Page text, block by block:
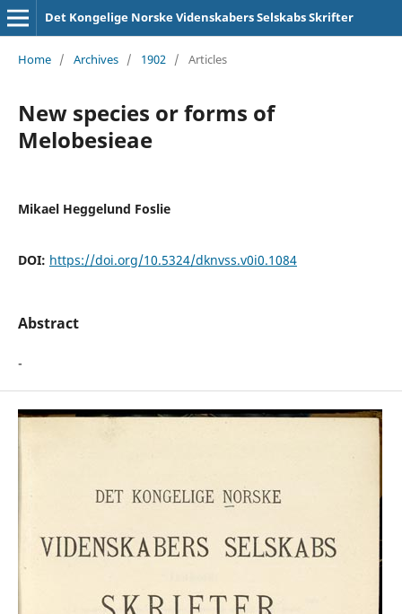
Det Kongelige Norske Videnskabers Selskabs Skrifter
Home / Archives / 1902 / Articles
New species or forms of
Melobesieae
Mikael Heggelund Foslie
DOI: https://doi.org/10.5324/dknvss.v0i0.1084
Abstract
-